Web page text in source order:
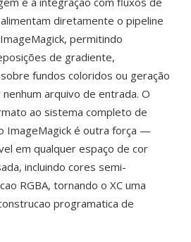
diretamente o pipeline
permitindo
de gradiente,
fundos coloridos ou geração
arquivo de entrada. O
ao sistema completo de
ImageMagick é outra força —
em qualquer espaço de cor
incluindo cores semi-
RGBA, tornando o XC uma
programatica de